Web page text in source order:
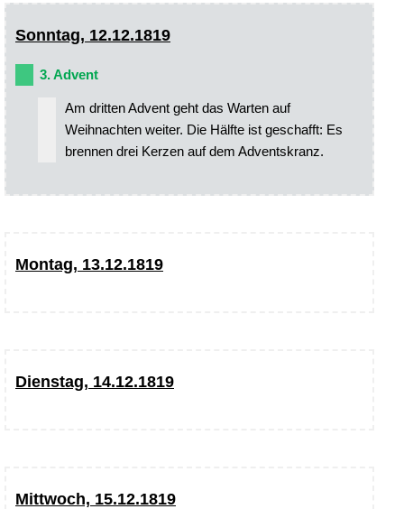
Sonntag, 12.12.1819
3. Advent
Am dritten Advent geht das Warten auf
Weihnachten weiter. Die Hälfte ist geschafft: Es
brennen drei Kerzen auf dem Adventskranz.
Montag, 13.12.1819
Dienstag, 14.12.1819
Mittwoch, 15.12.1819